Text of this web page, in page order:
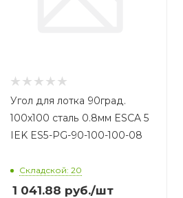
Угол для лотка 90град.
100х100 сталь 0.8мм ESCA 5
IEK ES5-PG-90-100-100-08
Складской: 20
1 041.88 руб./шт